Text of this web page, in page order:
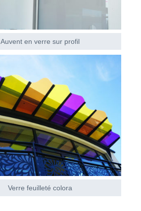
Auvent en verre sur profil
Verre feuilleté colora